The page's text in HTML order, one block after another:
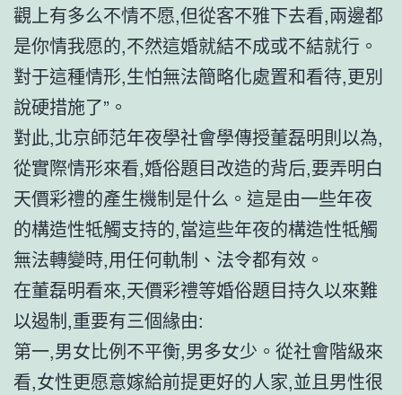
觀上有多么不情不愿,但從客不雅下去看,兩邊都
是你情我愿的,不然這婚就結不成或不結就行。
對于這種情形,生怕無法簡略化處置和看待,更別
說硬措施了”。
對此,北京師范年夜學社會學傳授董磊明則以為,
從實際情形來看,婚俗題目改造的背后,要弄明白
天價彩禮的產生機制是什么。這是由一些年夜
的構造性牴觸支持的,當這些年夜的構造性牴觸
無法轉變時,用任何軌制、法令都有效。
在董磊明看來,天價彩禮等婚俗題目持久以來難
以遏制,重要有三個緣由:
第一,男女比例不平衡,男多女少。從社會階級來
看,女性更愿意嫁給前提更好的人家,並且男性很